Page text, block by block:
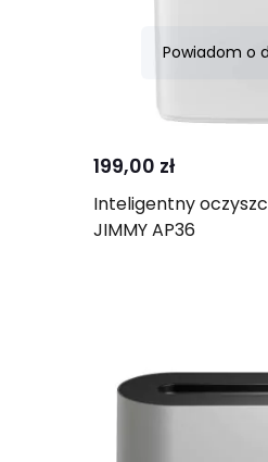
Powiadom o
199,00 zł
Inteligentny
JIMMY AP36